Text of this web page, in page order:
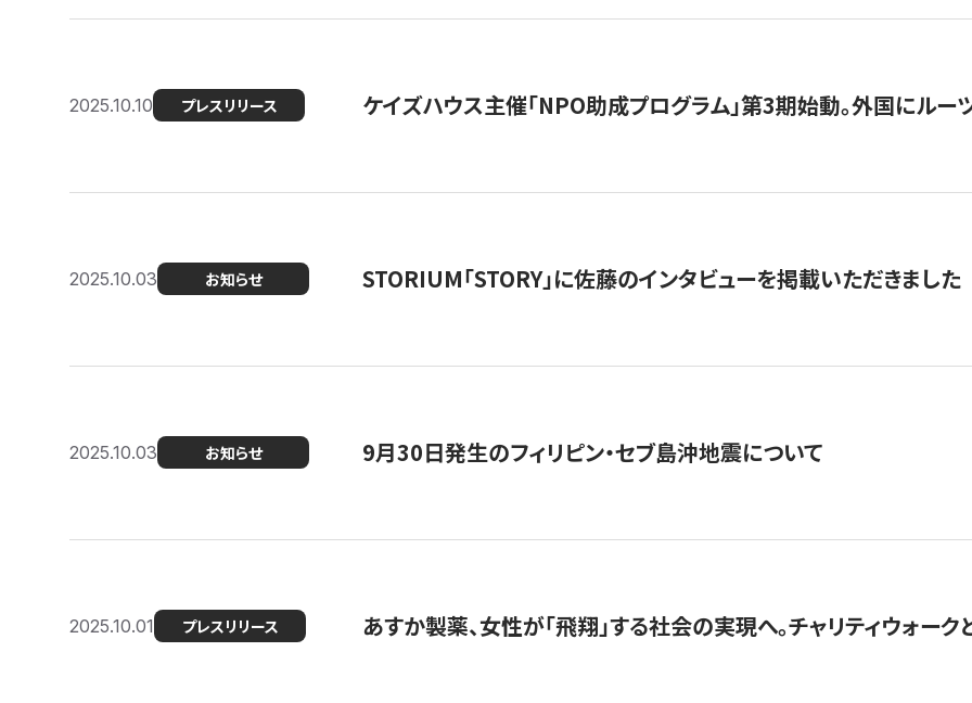
2025.10.10 プレスリリース ケイズハウス主催「NPO助成プログラム」第3期始動。外国にル
2025.10.03 お知らせ STORIUM「STORY」に佐藤のインタビューを掲載いただきました
2025.10.03 お知らせ 9月30日発生のフィリピン・セブ島沖地震について
2025.10.01 プレスリリース あすか製薬、女性が「飛翔」する社会の実現へ。チャリティウォー